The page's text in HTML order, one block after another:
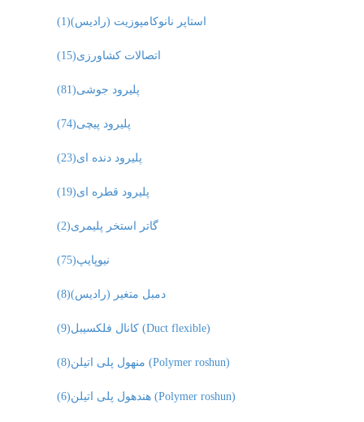
(1)استاپر نانوکامپوزیت (رادیس)
(15)اتصالات کشاورزی
(81)پلیرود جوشی
(74)پلیرود پیچی
(23)پلیرود دنده ای
(19)پلیرود قطره ای
(2)گاتر استخر پلیمری
(75)نیوپایپ
(8)دمبل متغیر (رادیس)
(9) کانال فلکسیبل (Duct flexible)
(8) منهول پلی اتیلن (Polymer roshun)
(6) هندهول پلی اتیلن (Polymer roshun)